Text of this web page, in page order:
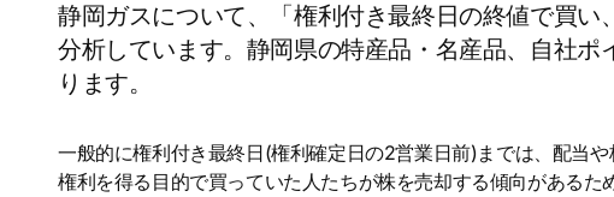
静岡ガスについて、「権利付き最終日の終値で買
分析しています。静岡県の特産品・名産品、自社
ります。
一般的に権利付き最終日(権利確定日の2営業日前)までは、配当
権利を得る目的で買っていた人たちが株を売却する傾向がある